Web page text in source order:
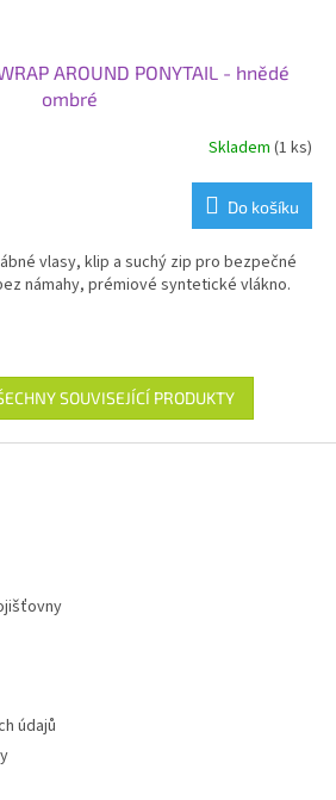
AROUND PONYTAIL - hnědé
ombré
Skladem (1 ks)
Do košíku
vlasy, klip a suchý zip pro bezpečné
námahy, prémiové syntetické vlákno.
SOUVISEJÍCÍ PRODUKTY
údajů